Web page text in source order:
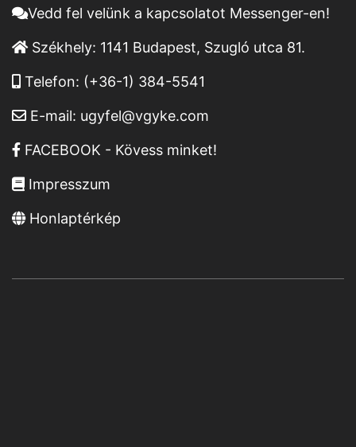
Vedd fel velünk a kapcsolatot Messenger-en!
Székhely: 1141 Budapest, Szugló utca 81.
Telefon: (+36-1) 384-5541
E-mail: ugyfel@vgyke.com
FACEBOOK - Kövess minket!
Impresszum
Honlaptérkép